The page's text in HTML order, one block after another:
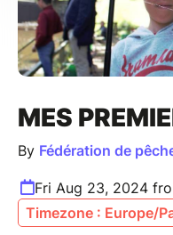
MES
By Fédération de
Fri Aug 23, 2024
Timezone : Europe/